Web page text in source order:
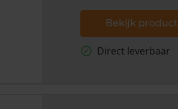
Bekijk product
Direct leverbaar